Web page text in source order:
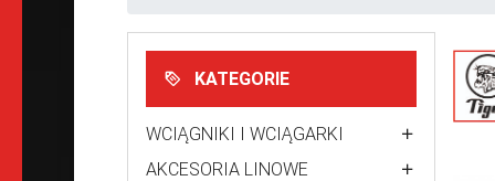
KATEGORIE
WCIĄGNIKI I WCIĄGARKI
AKCESORIA LINOWE